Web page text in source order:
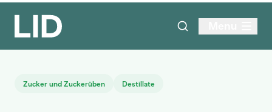
Zucker und Zuckerüben Destillate